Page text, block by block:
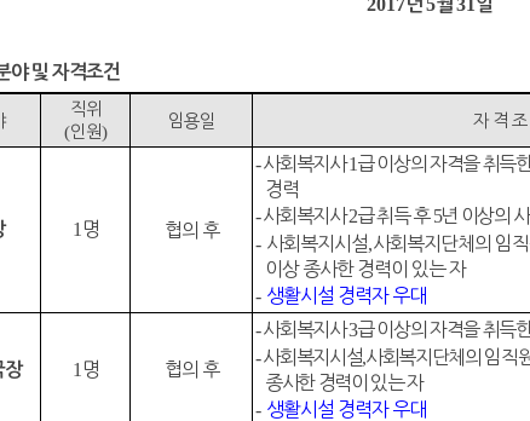
2017년5월31 일
야 및 자격조건
직위
(인원)
임용일 자 격 조
1 명 협의 후
-사회복지사1급 이상의 자격을 취득
경력
-사회복지사2급 취득 후5년 이상의
- 사회복지시설,사회복지단체의 임
이상 종사한 경력이 있는 자
- 생활시설 경력자 우대
장 1 명 협의 후
-사회복지사3급 이상의 자격을 취득
-사회복지시설,사회복지단체의 임직
종사한 경력이 있는 자
- 생활시설 경력자 우대